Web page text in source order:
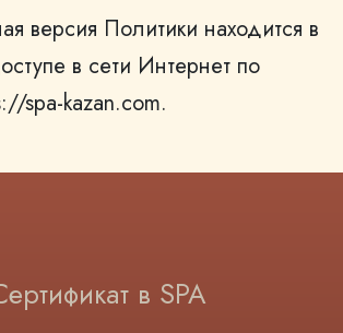
версия Политики находится в
в сети Интернет по
spa-kazan.com.
в SPA